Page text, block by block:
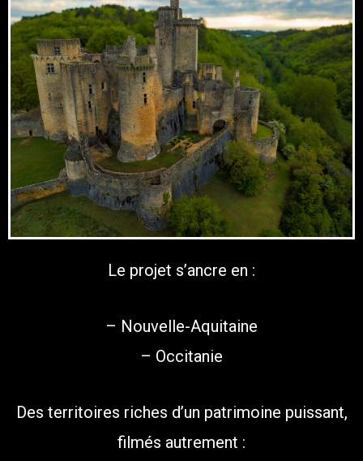
Le projet s’ancre en :
– Nouvelle-Aquitaine
– Occitanie
Des territoires riches d’un patrimoine puissant,
filmés autrement :